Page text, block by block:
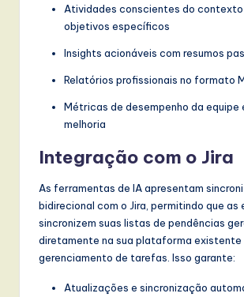
Atividades conscientes do
objetivos específicos
Insights acionáveis com resumos
Relatórios profissionais no formato
Métricas de desempenho da equipe
melhoria
Integração com o Jira
As ferramentas de IA apresentam
bidirecional com o Jira, permitindo que as
sincronizem suas listas de pendências
diretamente na sua plataforma existente
gerenciamento de tarefas. Isso garante:
Atualizações e sincronização